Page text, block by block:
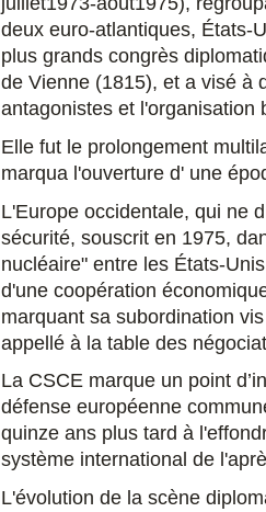
deux euro-atlantiques, États-
plus grands congrès
de Vienne (1815), et a visé à
antagonistes et l'organisation
Elle fut le prolongement
marqua l'ouverture d' une
L'Europe occidentale, qui ne
sécurité, souscrit en 1975,
nucléaire" entre les États-
d'une coopération
marquant sa subordination
appellé à la table des
La CSCE marque un point
défense européenne
quinze ans plus tard à
système international de
L'évolution de la scène